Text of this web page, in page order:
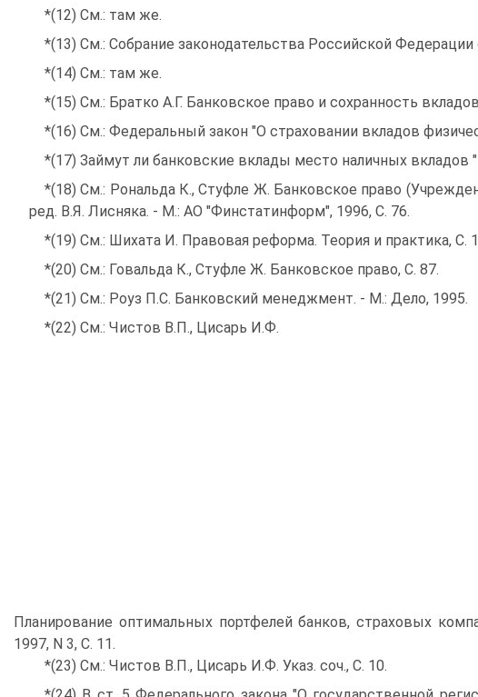
*(12) См.: там же.
*(13) См.: Собрание законодательства Российской Федерации
*(14) См.: там же.
*(15) См.: Братко А.Г. Банковское право и сохранность
*(16) См.: Федеральный закон "О страховании вкладов
*(17) Займут ли банковские вклады место наличных вкладов
*(18) См.: Рональда К., Стуфле Ж. Банковское право
ред. В.Я. Лисняка. - М.: АО "Финстатинформ", 1996, С. 76.
*(19) См.: Шихата И. Правовая реформа. Теория и практика, С.
*(20) См.: Говальда К., Стуфле Ж. Банковское право, С. 87.
*(21) См.: Роуз П.С. Банковский менеджмент. - М.: Дело, 1995.
*(22) См.: Чистов В.П., Цисарь И.Ф.
Планирование оптимальных портфелей банков, страховых
1997, N 3, С. 11.
*(23) См.: Чистов В.П., Цисарь И.Ф. Указ. соч., С. 10.